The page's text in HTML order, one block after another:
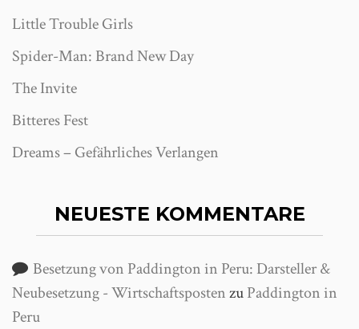
Little Trouble Girls
Spider-Man: Brand New Day
The Invite
Bitteres Fest
Dreams – Gefährliches Verlangen
NEUESTE KOMMENTARE
Besetzung von Paddington in Peru: Darsteller &
Neubesetzung - WirtschaftspostenzuPaddington in
Peru